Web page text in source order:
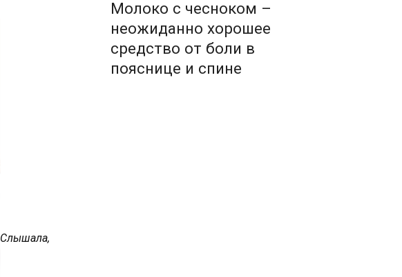
Слышала,
Молоко с чесноком –
неожиданно хорошее
средство от боли в
пояснице и спине